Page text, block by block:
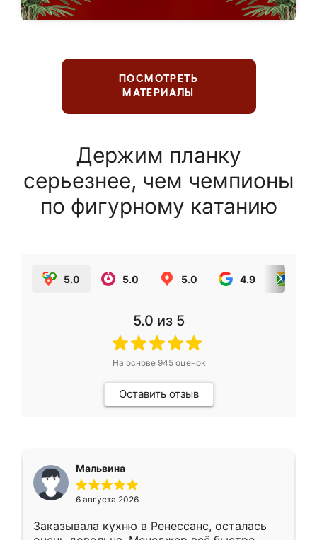
ПОСМОТРЕТЬ
МАТЕРИАЛЫ
Держим планку
серьезнее, чем чемпионы
по фигурному катанию
5.0 5.0 5.0 4.9
5.0 из 5
На основе 945оценок
Оставить отзыв
Мальвина
6 августа 2026
Заказывала кухню в Ренессанс, осталась